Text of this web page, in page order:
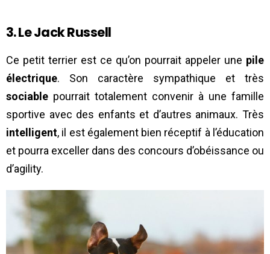
3. Le Jack Russell
Ce petit terrier est ce qu’on pourrait appeler une pile
électrique. Son caractère sympathique et très
sociable pourrait totalement convenir à une famille
sportive avec des enfants et d’autres animaux. Très
intelligent, il est également bien réceptif à l’éducation
et pourra exceller dans des concours d’obéissance ou
d’agility.